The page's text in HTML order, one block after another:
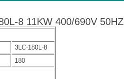
8 11KW 400/690V 50HZ
3LC-180L-8
180